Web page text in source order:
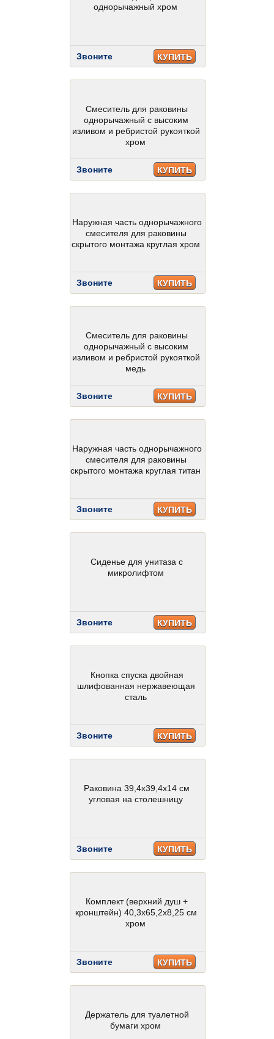
однорычажный хром
Звоните КУПИТЬ
Смеситель для раковины
однорычажный с высоким
изливом и ребристой рукояткой
хром
Звоните КУПИТЬ
Наружная часть однорычажного
смесителя для раковины
скрытого монтажа круглая хром
Звоните КУПИТЬ
Смеситель для раковины
однорычажный с высоким
изливом и ребристой рукояткой
медь
Звоните КУПИТЬ
Наружная часть однорычажного
смесителя для раковины
скрытого монтажа круглая титан
Звоните КУПИТЬ
Сиденье для унитаза с
микролифтом
Звоните КУПИТЬ
Кнопка спуска двойная
шлифованная нержавеющая
сталь
Звоните КУПИТЬ
Раковина 39,4х39,4х14 см
угловая на столешницу
Звоните КУПИТЬ
Комплект (верхний душ +
кронштейн) 40,3х65,2х8,25 см
хром
Звоните КУПИТЬ
Держатель для туалетной
бумаги хром